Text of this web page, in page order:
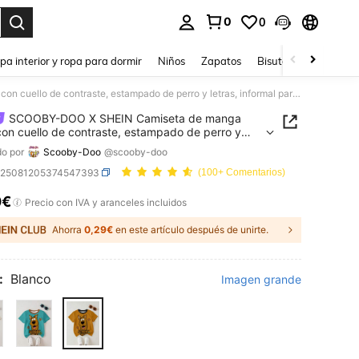
0 0
interior y ropa para dormir Niños Zapatos Bisutería Y
SCOOBY-DOO X SHEIN Camiseta de manga corta con cuello de contraste, estampado de perro y letras, informal para niño, verano
SCOOBY-DOO X SHEIN Camiseta de manga
cuello de contraste, estampado de perro y
informal para niño, verano
por Scooby-Doo @scooby-doo
(100+ Comentarios)
AND AVAILABILITY
Precio con IVA y aranceles incluidos
Ahorra 0,29€ en este artículo después de unirte.
Blanco Imagen grande